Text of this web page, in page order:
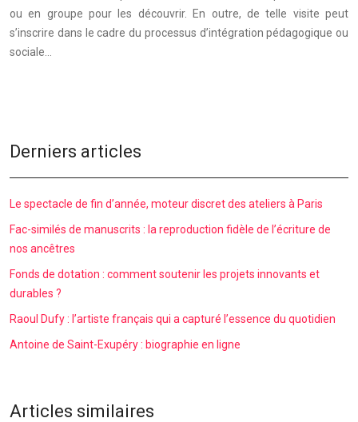
ou en groupe pour les découvrir. En outre, de telle visite peut
s’inscrire dans le cadre du processus d’intégration pédagogique ou
sociale…
Derniers articles
Le spectacle de fin d’année, moteur discret des ateliers à Paris
Fac-similés de manuscrits : la reproduction fidèle de l’écriture de
nos ancêtres
Fonds de dotation : comment soutenir les projets innovants et
durables ?
Raoul Dufy : l’artiste français qui a capturé l’essence du quotidien
Antoine de Saint-Exupéry : biographie en ligne
Articles similaires